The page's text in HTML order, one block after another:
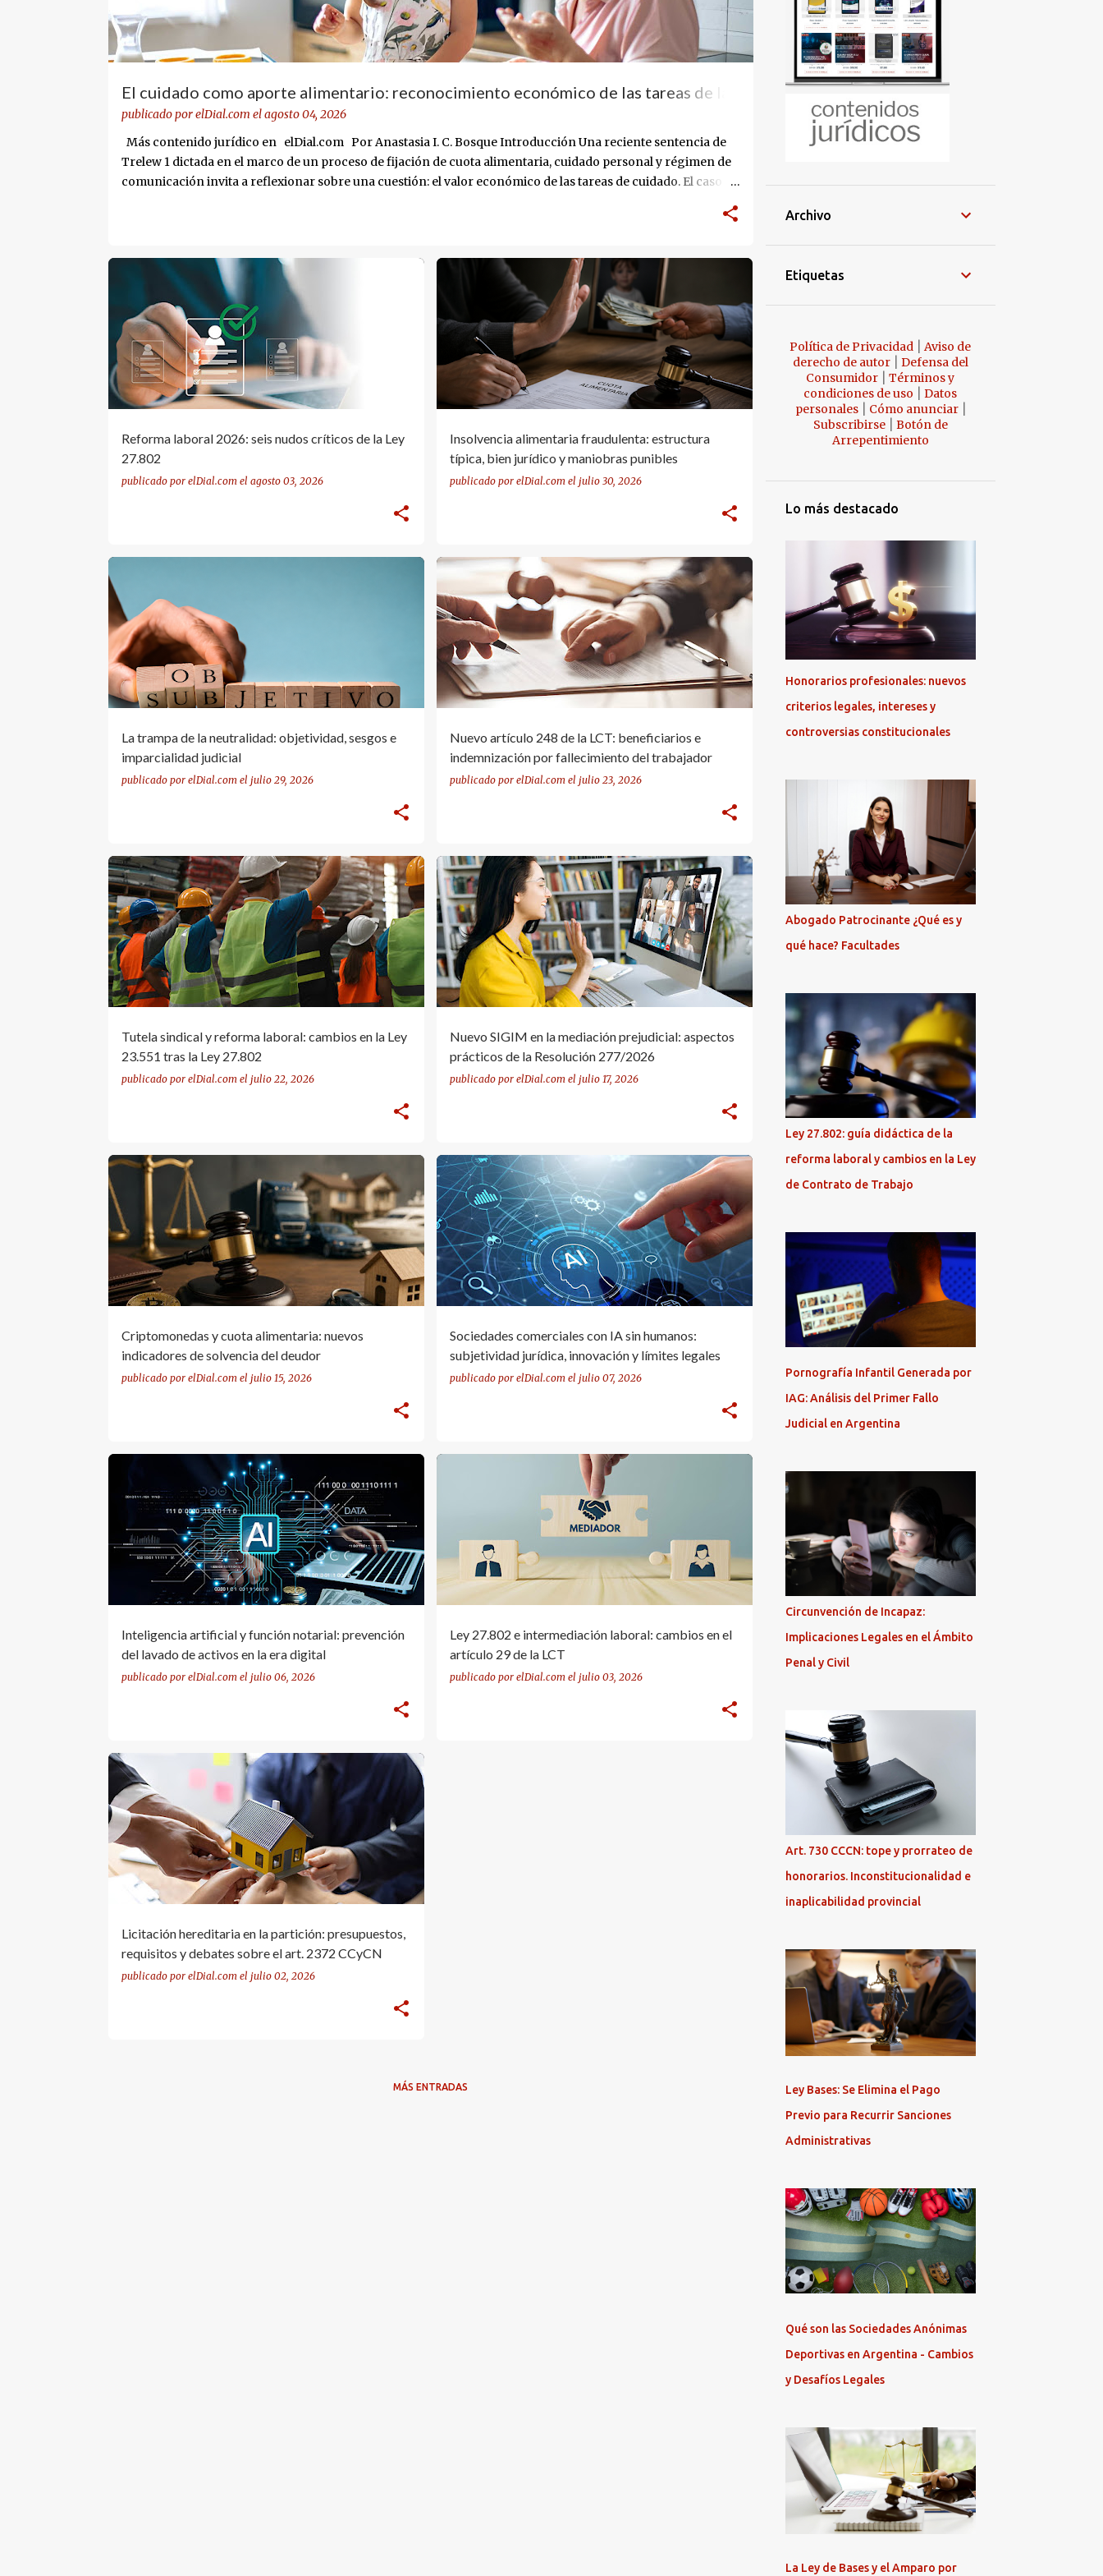
El cuidado como aporte alimentario: reconocimiento económico de las tareas de la
abuela
publicado porelDial.com elagosto 04, 2026
Más contenido jurídico en elDial.com Por Anastasia I. C. Bosque Introducción Una reciente sentencia de
Trelew 1 dictada en el marco de un proceso de fijación de cuota alimentaria, cuidado personal y régimen de
comunicación invita a reflexionar sobre una cuestión: el valor económico de las tareas de cuidado. El caso no
centro de la discusión el rol que desempeña la abuela materna en la crianza cotidiana de un niño de apenas
Reforma laboral 2026: seis nudos críticos de la Ley
27.802
publicado por elDial.com el agosto 03, 2026
REFORMA LABORAL
Insolvencia alimentaria fraudulenta: estructura
típica, bien jurídico y maniobras punibles
publicado por elDial.com el julio 30, 2026
CUOTA ALIMENTARIA
INSOLVENCIA ALIMENTARIA FRAUDALENTA
La trampa de la neutralidad: objetividad, sesgos e
imparcialidad judicial
publicado por elDial.com el julio 29, 2026
Nuevo artículo 248 de la LCT: beneficiarios e
indemnización por fallecimiento del trabajador
publicado por elDial.com el julio 23, 2026
ARTÍCULO 248
Tutela sindical y reforma laboral: cambios en la Ley
23.551 tras la Ley 27.802
publicado por elDial.com el julio 22, 2026
LEY 23.551 LEY 27.802 REFORMA LABORAL +
TUTELA SINDICAL
Nuevo SIGIM en la mediación prejudicial: aspectos
prácticos de la Resolución 277/2026
publicado por elDial.com el julio 17, 2026
RESOLUCIÓN 277/2026 SIGIM
Criptomonedas y cuota alimentaria: nuevos
indicadores de solvencia del deudor
publicado por elDial.com el julio 15, 2026
CRIPTOMONEDAS CUOTA ALIMENTARIA
Sociedades comerciales con IA sin humanos:
subjetividad jurídica, innovación y límites legales
publicado por elDial.com el julio 07, 2026
IA LEGAL SOCIEDADES COMERCIALES
Inteligencia artificial y función notarial: prevención
del lavado de activos en la era digital
publicado por elDial.com el julio 06, 2026
INTELIGENCIA ARTIFICIAL +
LAVADO DE ACTIVOS
Ley 27.802 e intermediación laboral: cambios en el
artículo 29 de la LCT
publicado por elDial.com el julio 03, 2026
INTERMEDIACION LABORAL
Licitación hereditaria en la partición: presupuestos,
requisitos y debates sobre el art. 2372 CCyCN
publicado por elDial.com el julio 02, 2026
ARTÍCULO 2372 LICITACION HEREDITARIA
MÁS ENTRADAS
Archivo
Etiquetas
Política de Privacidad
Aviso de
derecho de autor| Defensa del
Consumidor
Términos y
condiciones de uso
Datos
personales| Cómo anunciar|
Subscribirse| Botón de
Arrepentimiento
Lo más destacado
Honorarios profesionales: nuevos
criterios legales, intereses y
controversias constitucionales
Abogado Patrocinante ¿Qué es y
qué hace? Facultades
Ley 27.802: guía didáctica de la
reforma laboral y cambios en la Ley
de Contrato de Trabajo
Pornografía Infantil Generada por
IAG: Análisis del Primer Fallo
Judicial en Argentina
Circunvención de Incapaz:
Implicaciones Legales en el Ámbito
Penal y Civil
Art. 730 CCCN: tope y prorrateo de
honorarios. Inconstitucionalidad e
inaplicabilidad provincial
Ley Bases: Se Elimina el Pago
Previo para Recurrir Sanciones
Administrativas
Qué son las Sociedades Anónimas
Deportivas en Argentina - Cambios
y Desafíos Legales
La Ley de Bases y el Amparo por